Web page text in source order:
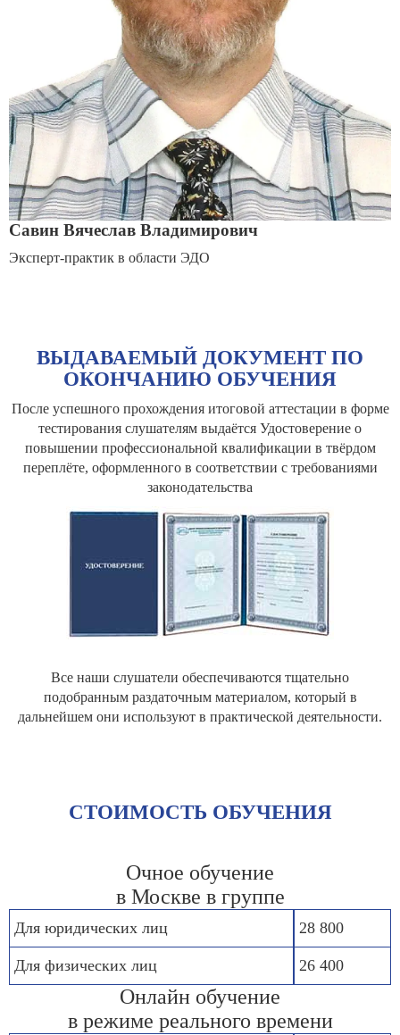
Савин Вячеслав Владимирович
Эксперт-практик в области ЭДО
ВЫДАВАЕМЫЙ ДОКУМЕНТ ПО
ОКОНЧАНИЮ ОБУЧЕНИЯ
После успешного прохождения итоговой аттестации в форме
тестирования слушателям выдаётся Удостоверение о
повышении профессиональной квалификации в твёрдом
переплёте, оформленного в соответствии с требованиями
законодательства
Все наши слушатели обеспечиваются тщательно
подобранным раздаточным материалом, который в
дальнейшем они используют в практической деятельности.
СТОИМОСТЬ ОБУЧЕНИЯ
Очное обучение
в Москве в группе
Для юридических лиц
Для физических лиц
28 800
26 400
Онлайн обучение
в режиме реального времени